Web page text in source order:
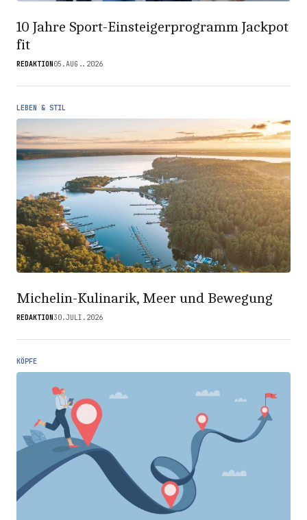
10 Jahre Sport-Einsteigerprogramm Jackpot
fit
REDAKTION 05.AUG..2026
LEBEN & STIL
Michelin-Kulinarik, Meer und Bewegung
REDAKTION 30.JULI.2026
KÖPFE